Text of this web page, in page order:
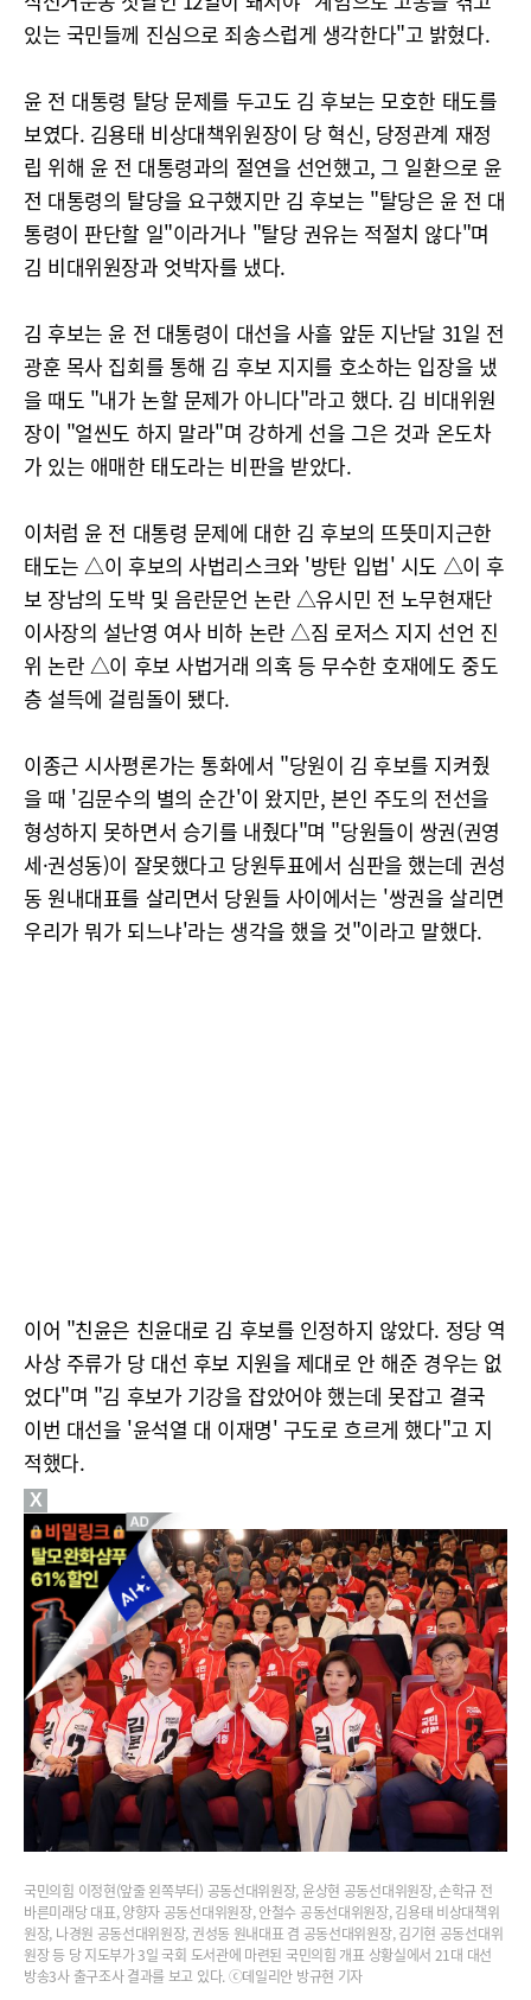
있는 국민들께 진심으로 죄송스럽게 생각한다"고 밝혔다.
윤 전 대통령 탈당 문제를 두고도 김 후보는 모호한 태도를
보였다. 김용태 비상대책위원장이 당 혁신, 당정관계 재정
립 위해 윤 전 대통령과의 절연을 선언했고, 그 일환으로 윤
전 대통령의 탈당을 요구했지만 김 후보는 "탈당은 윤 전 대
통령이 판단할 일"이라거나 "탈당 권유는 적절치 않다"며
김 비대위원장과 엇박자를 냈다.
김 후보는 윤 전 대통령이 대선을 사흘 앞둔 지난달 31일 전
광훈 목사 집회를 통해 김 후보 지지를 호소하는 입장을 냈
을 때도 "내가 논할 문제가 아니다"라고 했다. 김 비대위원
장이 "얼씬도 하지 말라"며 강하게 선을 그은 것과 온도차
가 있는 애매한 태도라는 비판을 받았다.
이처럼 윤 전 대통령 문제에 대한 김 후보의 뜨뜻미지근한
태도는 △이 후보의 사법리스크와 '방탄 입법' 시도 △이 후
보 장남의 도박 및 음란문언 논란 △유시민 전 노무현재단
이사장의 설난영 여사 비하 논란 △짐 로저스 지지 선언 진
위 논란 △이 후보 사법거래 의혹 등 무수한 호재에도 중도
층 설득에 걸림돌이 됐다.
이종근 시사평론가는 통화에서 "당원이 김 후보를 지켜줬
을 때 '김문수의 별의 순간'이 왔지만, 본인 주도의 전선을
형성하지 못하면서 승기를 내줬다"며 "당원들이 쌍권(권영
세·권성동)이 잘못했다고 당원투표에서 심판을 했는데 권성
동 원내대표를 살리면서 당원들 사이에서는 '쌍권을 살리면
우리가 뭐가 되느냐'라는 생각을 했을 것"이라고 말했다.
이어 "친윤은 친윤대로 김 후보를 인정하지 않았다. 정당 역
사상 주류가 당 대선 후보 지원을 제대로 안 해준 경우는 없
었다"며 "김 후보가 기강을 잡았어야 했는데 못잡고 결국
이번 대선을 '윤석열 대 이재명' 구도로 흐르게 했다"고 지
적했다.
국민의힘 이정현(앞줄 왼쪽부터) 공동선대위원장, 윤상현 공동선대위원장, 손학규 전
바른미래당 대표, 양향자 공동선대위원장, 안철수 공동선대위원장, 김용태 비상대책위
원장, 나경원 공동선대위원장, 권성동 원내대표 겸 공동선대위원장, 김기현 공동선대위
원장 등 당 지도부가 3일 국회 도서관에 마련된 국민의힘 개표 상황실에서 21대 대선
방송3사 출구조사 결과를 보고 있다. ⓒ데일리안 방규현 기자
X